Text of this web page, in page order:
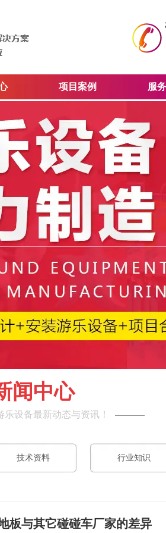
项目案例 服
闻中心
乐设备最新动态与资讯！
技术资料 行业知识
板与其它碰碰车厂家的差异